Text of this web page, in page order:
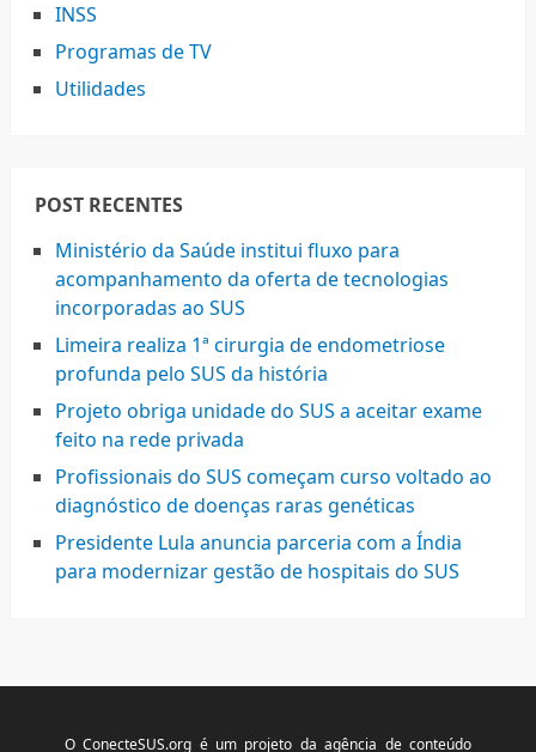
INSS
Programas de TV
Utilidades
POST RECENTES
Ministério da Saúde institui fluxo para
acompanhamento da oferta de tecnologias
incorporadas ao SUS
Limeira realiza 1ª cirurgia de endometriose
profunda pelo SUS da história
Projeto obriga unidade do SUS a aceitar exame
feito na rede privada
Profissionais do SUS começam curso voltado ao
diagnóstico de doenças raras genéticas
Presidente Lula anuncia parceria com a Índia
para modernizar gestão de hospitais do SUS
O ConecteSUS.org é um projeto da agência de conteúdo